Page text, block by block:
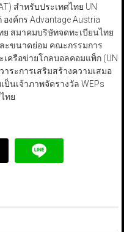
สำหรับประเทศไทย UN
งค์กร Advantage Austria
ย สมาคมบริษัทจดทะเบียนไทย
ะขนาดย่อม คณะกรรมการ
ครือข่ายโกลบอลคอมแพ็ก (UN
าระการเสริมสร้างความเสมอ
นเจ้าภาพจัดรางวัล WEPs
ทย